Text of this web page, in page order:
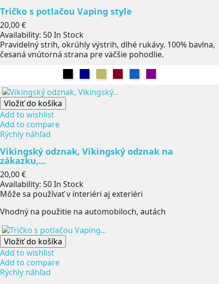
Tričko s potlačou Vaping style
Cena
20,00 €
Availability: 50 In Stock
Pravidelný strih, okrúhly výstrih, dlhé rukávy. 100% bavlna,
česaná vnútorná strana pre väčšie pohodlie.
Vložiť do košíka
Add to wishlist
Add to compare
Rýchly náhľad
Vikingský odznak, Vikingský odznak na
zákazku,...
Cena
20,00 €
Availability: 50 In Stock
Môže sa používať v interiéri aj exteriéri
Vhodný na použitie na automobiloch, autách
Vložiť do košíka
Add to wishlist
Add to compare
Rýchly náhľad